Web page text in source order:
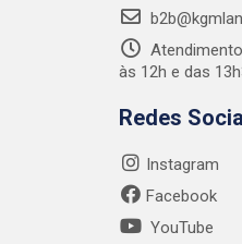
às 12h e das
Redes
Instagram
Facebook
YouTube